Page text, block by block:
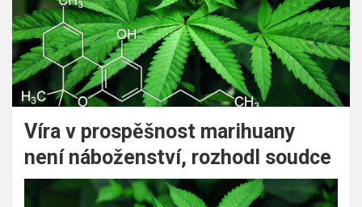
Víra v prospěšnost marihuany
není náboženství, rozhodl soudce